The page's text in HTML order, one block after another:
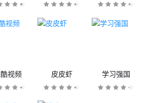
视频 皮皮虾 学习强国